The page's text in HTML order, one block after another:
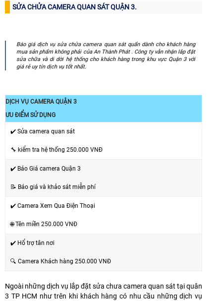
SỬA CHỬA CAMERA QUAN SÁT QUẬN 3.
Báo giá dịch vụ sửa chửa camera quan sát quẩn dành cho khách hàng
mua sản phẩm không phải của An Thành Phát . Công ty vẫn nhận lắp đặt
sửa chữa và di dời hệ thống cho khách hàng trong khu vực Quận 3 với
giá rẻ uy tín dịch vụ tốt nhất.
DỊCH VỤ CAMERA QUẬN 3
ƯU ĐIỂM SỬ DỤNG
✔️ Sửa camera quan sát
🔧 kiểm tra hệ thống 250.000 VNĐ
✔️ Báo Giá camera Quận 3
📝 Báo giá và khảo sát miễn phí
✔️ Camera Xem Qua Điện Thoại
🌐 Tên miền 250.000 VNĐ
✔️ Hổ trợ tân nơi
🔍 Camera Khách hàng 250.000 VNĐ
Ngoài những dịch vụ lắp đặt sửa chưa camera quan sát tại quân
3 TP HCM như trên khi khách hàng có nhu cầu những dịch vụ